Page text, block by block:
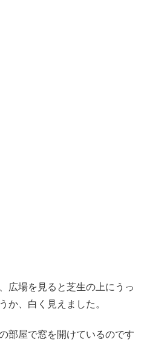
広場を見ると芝生の上にうっ
か、白く見えました。
部屋で窓を開けているのです